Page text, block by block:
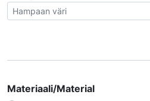
Materiaali/Material